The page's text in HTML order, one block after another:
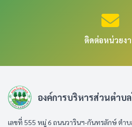
ติดต่อหน่วยง
องค์การบริหารส่วนตำบ
เลขที่ 555 หมู่ 6 ถนนวารินฯ-กันทรลักษ์ ตำบ